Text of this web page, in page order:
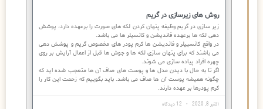
روش های زیرسازی در گریم
زیر سازی در گریم وظیفه پنهان کردن لکه های صورت را برعهده دارد، پوشش
دهی لکه ها برعهده فاندیشن و کانسیلر ها می باشد.
در واقع کانسییلر و فاندیشن ها کرم پودر های مخصوص گریم و پوشش دهی
می باشند که برای پنهان سازی لکه ها و جوش ها قبل از اعمال آرایش بر روی
چهره افراد پیاده سازی می شوند.
اگر تا به حال با دیدن مدل ها و پوست های صاف آن ها متعجب شده اید که
چگونه همیشه پوست آن ها صاف می باشد. باید بگوییم که زحمت این کار را
کرم پودرها بر عهده دارند.
اکتبر 8, 2020